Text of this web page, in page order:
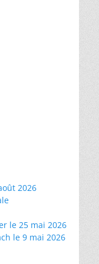
2026
le 25 mai 2026
le 9 mai 2026